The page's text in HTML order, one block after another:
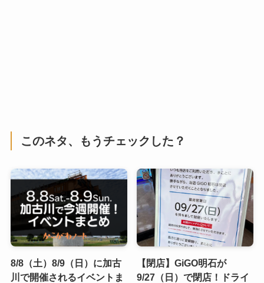
このネタ、もうチェックした？
8/8（土）8/9（日）に加古
川で開催されるイベントま
【閉店】GiGO明石が
9/27（日）で閉店！ドライ